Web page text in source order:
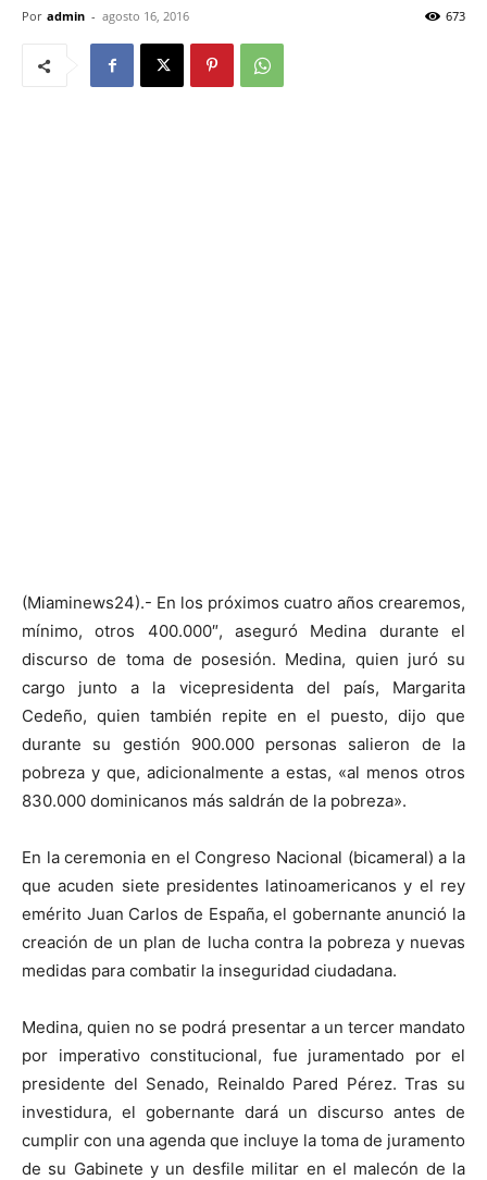
Por admin - agosto 16, 2016 673
(Miaminews24).- En los próximos cuatro años crearemos,
mínimo, otros 400.000″, aseguró Medina durante el
discurso de toma de posesión. Medina, quien juró su
cargo junto a la vicepresidenta del país, Margarita
Cedeño, quien también repite en el puesto, dijo que
durante su gestión 900.000 personas salieron de la
pobreza y que, adicionalmente a estas, «al menos otros
830.000 dominicanos más saldrán de la pobreza».
En la ceremonia en el Congreso Nacional (bicameral) a la
que acuden siete presidentes latinoamericanos y el rey
emérito Juan Carlos de España, el gobernante anunció la
creación de un plan de lucha contra la pobreza y nuevas
medidas para combatir la inseguridad ciudadana.
Medina, quien no se podrá presentar a un tercer mandato
por imperativo constitucional, fue juramentado por el
presidente del Senado, Reinaldo Pared Pérez. Tras su
investidura, el gobernante dará un discurso antes de
cumplir con una agenda que incluye la toma de juramento
de su Gabinete y un desfile militar en el malecón de la